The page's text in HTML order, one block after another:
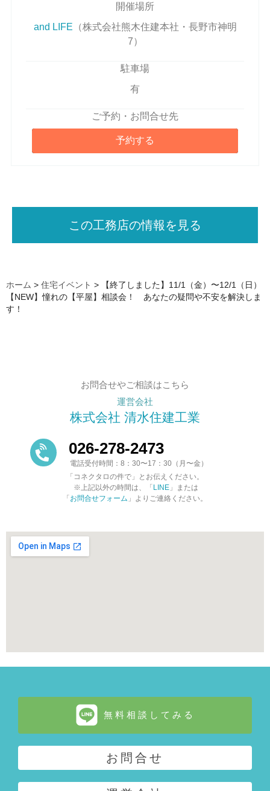
開催場所
and LIFE （株式会社熊木住建本社・長野市神明
7）
駐車場
有
ご予約・お問合せ先
予約する
この工務店の情報を見る
ホーム > 住宅イベント >
【終了しました】11/1（金）〜12/1（日）
【NEW】憧れの【平屋】相談会！ あなたの疑問や不安を解決しま
す！
お問合せやご相談はこちら
運営会社
株式会社 清水住建工業
026-278-2473
電話受付時間：8：30〜17：30（月〜金）
「コネクタロの件で」とお伝えください。
※上記以外の時間は、「LINE 」または
「お問合せフォーム 」よりご連絡ください。
無料相談してみる
お問合せ